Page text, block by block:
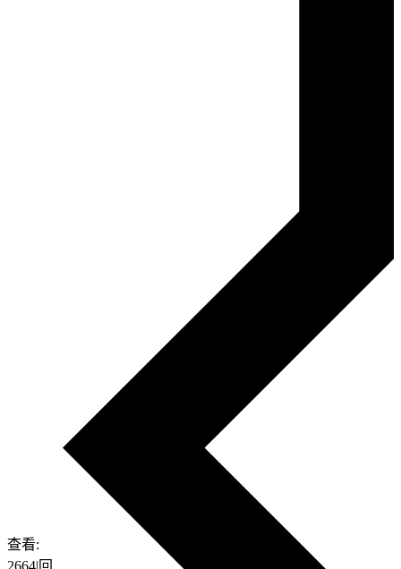
查看:
2664|回